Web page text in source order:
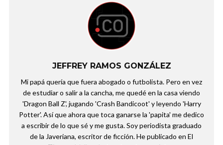
JEFFREY RAMOS GONZÁLEZ
Mi papá quería que fuera abogado o futbolista. Pero en vez
de estudiar o salir a la cancha, me quedé en la casa viendo
'Dragon Ball Z', jugando 'Crash Bandicoot' y leyendo 'Harry
Potter'. Así que ahora que toca ganarse la 'papita' me dedico
a escribir de lo que sé y me gusta. Soy periodista graduado
de la Javeriana, escritor de ficción. He publicado en El